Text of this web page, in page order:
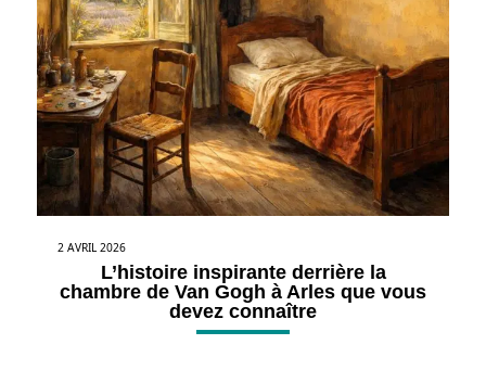
2 AVRIL 2026
L’histoire inspirante derrière la
chambre de Van Gogh à Arles que vous
devez connaître